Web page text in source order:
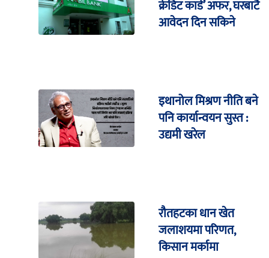
क्रेडिट कार्ड’ अफर, घरबाटै
आवेदन दिन सकिने
इथानोल मिश्रण नीति बने
पनि कार्यान्वयन सुस्त :
उद्यमी खरेल
रौतहटका धान खेत
जलाशयमा परिणत,
किसान मर्कामा